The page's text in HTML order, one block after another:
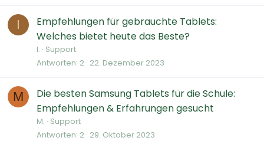
I
Empfehlungen für gebrauchte Tablets:
Welches bietet heute das Beste?
I. Support
Antworten 2 22. Dezember 2023
M
Die besten Samsung Tablets für die Schule:
Empfehlungen & Erfahrungen gesucht
M. Support
Antworten 2 29. Oktober 2023